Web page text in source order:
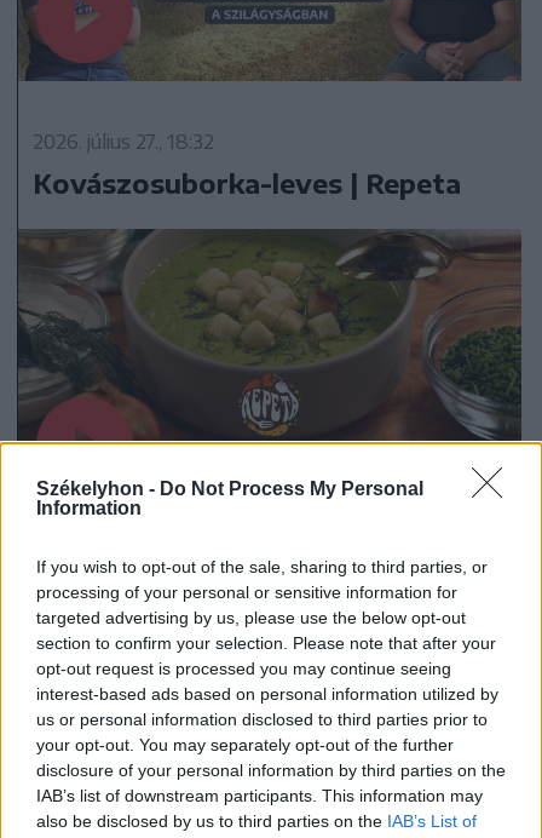
Székelyhon - Do Not Process My Personal
Information
If you wish to opt-out of the sale, sharing to third parties, or
processing of your personal or sensitive information for
targeted advertising by us, please use the below opt-out
section to confirm your selection. Please note that after your
opt-out request is processed you may continue seeing
interest-based ads based on personal information utilized by
us or personal information disclosed to third parties prior to
your opt-out. You may separately opt-out of the further
disclosure of your personal information by third parties on the
IAB’s list of downstream participants. This information may
also be disclosed by us to third parties on the IAB’s List of
2026. július 27., 18:32
Kovászosuborka-leves | Repeta
2026. július 19., 11:07
Szoknyás Gurulás: bolondos
ötletként indult, értékes
eseménnyé vált